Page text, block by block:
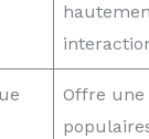
Offre une